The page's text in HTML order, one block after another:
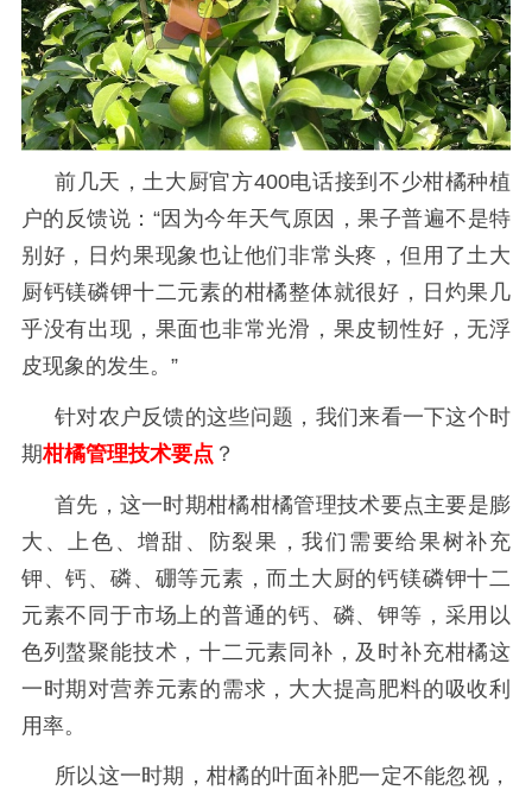
前几天，土大厨官方400电话接到不少柑橘种植
户的反馈说 ： “因为今年天气原因，果子普遍不是特
别好，日灼果现象也让他们非常头疼，但用了土大
厨钙镁磷钾十二元素的柑橘整体就很好，日灼果几
乎没有出现，果面也非常光滑，果皮韧性好，无浮
皮现象的发生。 ”
针对农户反馈的这些问题，我们来看一下这个时
期柑橘管理技术要点 ？
首先，这一时期柑橘柑橘管理技术要点主要是膨
大、上色、增甜、防裂果，我们需要给果树补充
钾、钙、磷、硼等元素，而土大厨的钙镁磷钾十二
元素不同于市场上的普通的钙、磷、钾等，采用以
色列螯聚能技术，十二元素同补，及时补充柑橘这
一时期对营养元素的需求，大大提高肥料的吸收利
用率。
所以这一时期，柑橘的叶面补肥一定不能忽视，